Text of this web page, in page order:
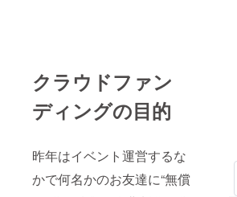
クラウドファン
ディングの目的
昨年はイベント運営するな
かで何名かのお友達に“無償